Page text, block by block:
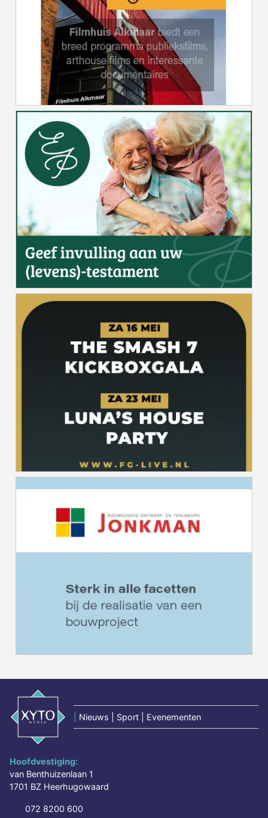
Nieuws | Sport | Evenementen
Hoofdvestiging:
van Benthuizenlaan 1
1701 BZ Heerhugowaard
072 8200 600